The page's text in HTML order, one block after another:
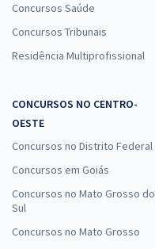
Concursos Saúde
Concursos Tribunais
Residência Multiprofissional
CONCURSOS NO CENTRO-
OESTE
Concursos no Distrito Federal
Concursos em Goiás
Concursos no Mato Grosso do
Sul
Concursos no Mato Grosso